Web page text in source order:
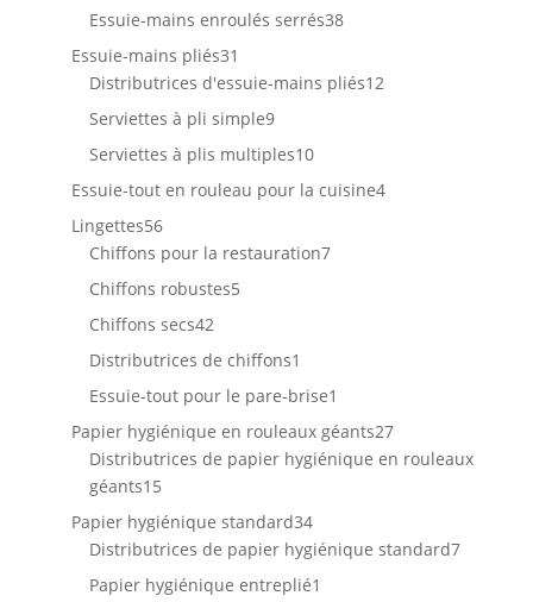
Essuie-mains enroulés serrés3838
Essuie-mains pliés31
produits
Distributrices d'essuie-mains pliés1212
Serviettes à pli simple99
produits
Serviettes à plis multiples1010
produits
Essuie-tout en rouleau pour la cuisine44
Lingettes5656
produits
Chiffons pour la restauration77
Chiffons robustes55
Chiffons secs4242
produits
Distributrices de chiffons1
produit
Essuie-tout pour le pare-brise1
produit
Papier hygiénique en rouleaux géants2727
produits
Distributrices de papier hygiénique en rouleaux
géants1515
produits
Papier hygiénique standard3434
produits
Distributrices de papier hygiénique standard77
Papier hygiénique entreplié1